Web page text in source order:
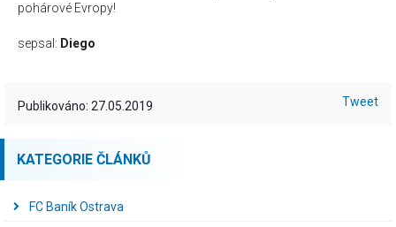
pohárové Evropy!
sepsal: Diego
Publikováno: 27.05.2019 Tweet
KATEGORIE ČLÁNKŮ
FC Baník Ostrava